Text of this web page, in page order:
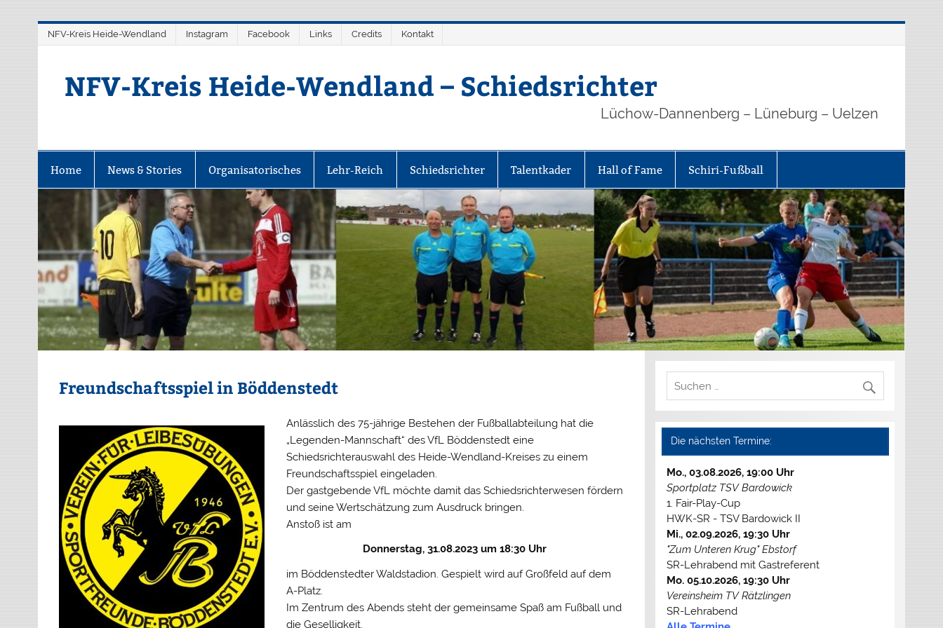
springen
NFV-Kreis Heide-Wendland Instagram Facebook Links Credits Kontakt
NFV-Kreis Heide-Wendland – Schiedsrichter
Lüchow-Dannenberg – Lüneburg – Uelzen
Home News & Stories Organisatorisches Lehr-Reich Schiedsrichter Talentkader Hall of Fame Schiri-Fußball
Freundschaftsspiel in Böddenstedt
Anlässlich des 75-jährige Bestehen der Fußballabteilung hat die
„Legenden-Mannschaft“ des VfL Böddenstedt eine
Schiedsrichterauswahl des Heide-Wendland-Kreises zu einem
Freundschaftsspiel eingeladen.
Der gastgebende VfL möchte damit das Schiedsrichterwesen fördern
und seine Wertschätzung zum Ausdruck bringen.
Anstoß ist am
Donnerstag, 31.08.2023 um 18:30 Uhr
im Böddenstedter Waldstadion. Gespielt wird auf Großfeld auf dem
A-Platz.
Im Zentrum des Abends steht der gemeinsame Spaß am Fußball und
die Geselligkeit.
Die nächsten Termine:
Mo., 03.08.2026, 19:00 Uhr
Sportplatz TSV Bardowick
1. Fair-Play-Cup
HWK-SR - TSV Bardowick II
Mi., 02.09.2026, 19:30 Uhr
"Zum Unteren Krug" Ebstorf
SR-Lehrabend mit Gastreferent
Mo. 05.10.2026, 19:30 Uhr
Vereinsheim TV Rätzlingen
SR-Lehrabend